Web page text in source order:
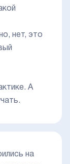
нет, это
А
на